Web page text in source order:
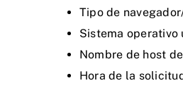
Tipo de
Sistema operativo
Nombre de host
Hora de la